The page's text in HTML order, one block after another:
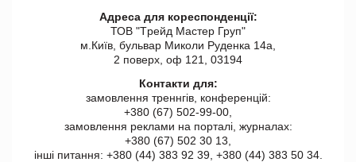
Адреса для кореспонденції:
ТОВ "Tрейд Мастер Груп"
м.Київ, бульвар Миколи Руденка 14а,
2 поверх, оф 121, 03194
Контакти для:
замовлення треннгів, конференцій:
+380 (67) 502-99-00,
замовлення реклами на порталі, журналах:
+380 (67) 502 30 13,
інші питання: +380 (44) 383 92 39, +380 (44) 383 50 34.